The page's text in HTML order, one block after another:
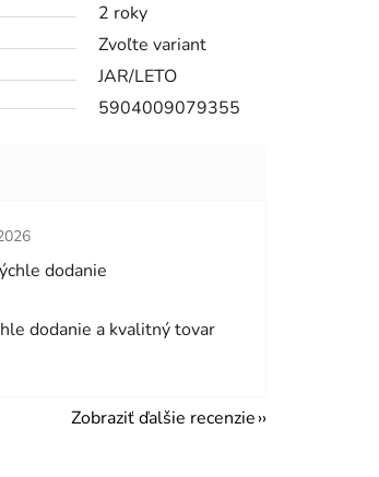
2 roky
Zvoľte variant
JAR/LETO
5904009079355
obchodu je 5 z 5 hviezdičiek.
dodanie
dodanie a kvalitný tovar
Zobraziť ďalšie recenzie